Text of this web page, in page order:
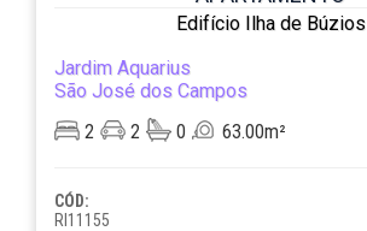
Edifício Ilha de Búzios
Jardim Aquarius
São José dos Campos
2
2 0 63.00m²
CÓD:
RI11155